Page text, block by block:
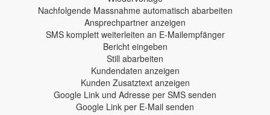
Nachfolgende Massnahme automatisch abarbeiten
Ansprechpartner anzeigen
SMS komplett weiterleiten an E-Mailempfänger
Bericht eingeben
Still abarbeiten
Kundendaten anzeigen
Kunden Zusatztext anzeigen
Google Link und Adresse per SMS senden
Google Link per E-Mail senden